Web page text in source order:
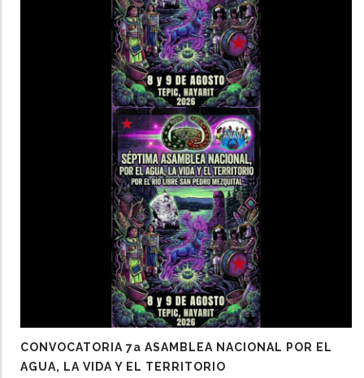
CONVOCATORIA 7a ASAMBLEA NACIONAL POR EL
AGUA, LA VIDA Y EL TERRITORIO